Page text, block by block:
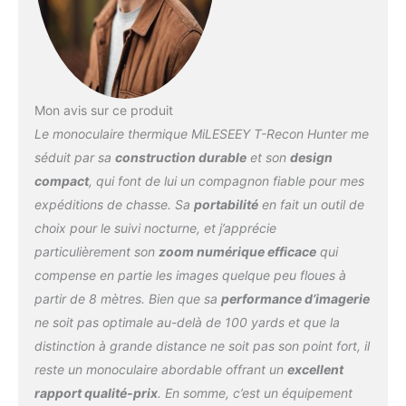
mètres pour repérer des
objets de 1,8 m, un zoom
numérique 4x avec un
vous permettent de vous
thermiques éloignées.
Poignée de qualité
supérieure et design
résistant aux chocs : le
d'aluminium de
magnésium répond aux
normes aérospatiales en
matière de résistance et
étanchéité IP65, il résiste
à une utilisation intensive,
aux chutes, aux dunks, à
Mon avis sur ce produit
Le monoculaire thermique MiLESEEY T-Recon Hunter me
séduit par sa construction durableet son design
compact, qui font de lui un compagnon fiable pour mes
expéditions de chasse. Sa portabilitéen fait un outil de
choix pour le suivi nocturne, et j’apprécie
particulièrement son zoom numérique efficacequi
compense en partie les images quelque peu floues à
partir de 8 mètres. Bien que sa performance d’imagerie
ne soit pas optimale au-delà de 100 yards et que la
distinction à grande distance ne soit pas son point fort, il
reste un monoculaire abordable offrant un excellent
rapport qualité-prix. En somme, c’est un équipement